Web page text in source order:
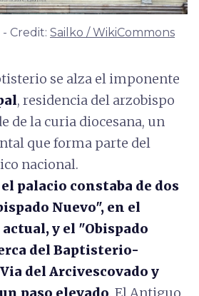
Credit: Sailko / WikiCommons
se alza el imponente
, residencia del arzobispo
de la curia diocesana, un
que forma parte del
nacional.
palacio constaba de dos
Nuevo", en el
y el "Obispado
del Baptisterio-
del Arcivescovado y